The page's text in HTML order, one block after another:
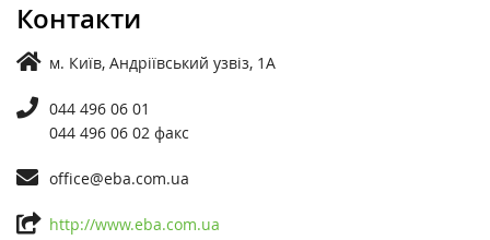
Контакти
м. Київ, Андріївський узвіз, 1А
044 496 06 01
044 496 06 02 факс
office@eba.com.ua
http://www.eba.com.ua